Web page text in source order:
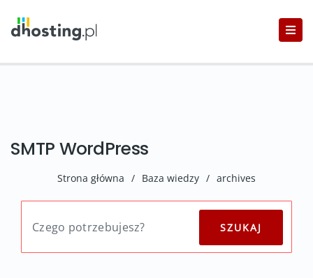
SMTP WordPress
Strona główna / Baza wiedzy / archives